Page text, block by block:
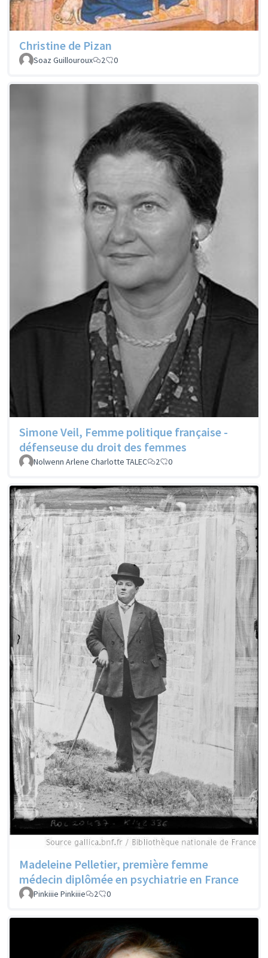
Christine de Pizan
Soaz Guillouroux 2 0
Simone Veil, Femme politique française -
défenseuse du droit des femmes
Nolwenn Arlene Charlotte TALEC 2 0
Madeleine Pelletier, première femme
médecin diplômée en psychiatrie en France
Pinkiiie Pinkiiie 2 0